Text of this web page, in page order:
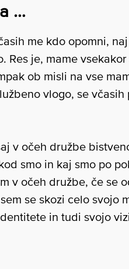
…
me kdo opomni,
Res je, mame
ob misli na vse
vlogo, se včasih
v očeh družbe
smo in kaj smo po
v očeh družbe, če se
se skozi celo svojo
in tudi svojo